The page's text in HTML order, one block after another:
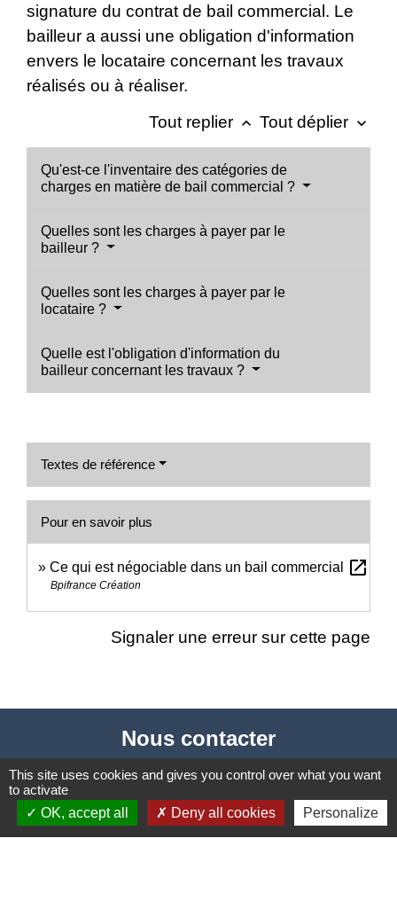
signature du contrat de bail commercial. Le
bailleur a aussi une obligation d'information
envers le locataire concernant les travaux
réalisés ou à réaliser.
Tout replier keyboard_arrow_up Tout déplier keyboard_arrow_down
Qu'est-ce l'inventaire des catégories de
charges en matière de bail commercial ?
Quelles sont les charges à payer par le
bailleur ?
Quelles sont les charges à payer par le
locataire ?
Quelle est l'obligation d'information du
bailleur concernant les travaux ?
Textes de référence
Pour en savoir plus
Ce qui est négociable dans un bail commercial open_in_new
Bpifrance Création
Signaler une erreur sur cette page
Nous contacter
Commune de Puylaurens
1 rue de la Mairie
81700 Puylaurens - FRANCE
This site uses cookies and gives you control over what you want
to activate
OK, accept all
Deny all cookies Personalize